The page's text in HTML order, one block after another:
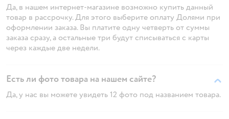
Да, в нашем интернет-магазине возможно купить данный
товар в рассрочку. Для этого выберите оплату Долями при
оформлении заказа. Вы платите одну четверть от суммы
заказа сразу, а остальные три будут списываться с карты
через каждые две недели.
Есть ли фото товара на нашем сайте?
Да, у нас вы можете увидеть 12 фото под названием товара.